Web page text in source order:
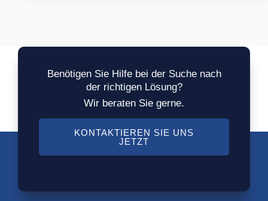
Benötigen Sie Hilfe bei der Suche nach
der richtigen Lösung?
Wir beraten Sie gerne.
KONTAKTIEREN SIE UNS
JETZT